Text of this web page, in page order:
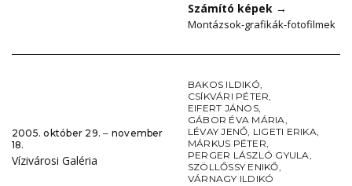
Számító képek →
Montázsok-grafikák-fotofilmek
2005. október 29. ‒ november
18.
Vízivárosi Galéria
BAKOS ILDIKÓ,
CSÍKVÁRI PÉTER,
EIFERT JÁNOS,
GÁBOR ÉVA MÁRIA,
LÉVAY JENŐ, LIGETI ERIKA,
MÁRKUS PÉTER,
PERGER LÁSZLÓ GYULA,
SZÖLLŐSSY ENIKŐ,
VÁRNAGY ILDIKÓ